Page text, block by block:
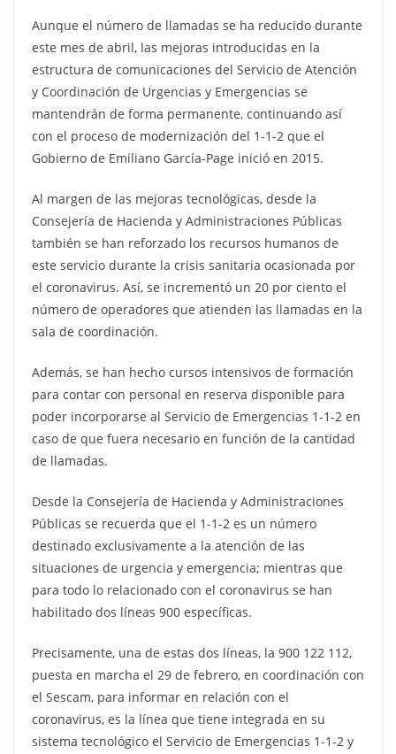
Aunque el número de llamadas se ha reducido durante
este mes de abril, las mejoras introducidas en la
estructura de comunicaciones del Servicio de Atención
y Coordinación de Urgencias y Emergencias se
mantendrán de forma permanente, continuando así
con el proceso de modernización del 1-1-2 que el
Gobierno de Emiliano García-Page inició en 2015.
Al margen de las mejoras tecnológicas, desde la
Consejería de Hacienda y Administraciones Públicas
también se han reforzado los recursos humanos de
este servicio durante la crisis sanitaria ocasionada por
el coronavirus. Así, se incrementó un 20 por ciento el
número de operadores que atienden las llamadas en la
sala de coordinación.
Además, se han hecho cursos intensivos de formación
para contar con personal en reserva disponible para
poder incorporarse al Servicio de Emergencias 1-1-2 en
caso de que fuera necesario en función de la cantidad
de llamadas.
Desde la Consejería de Hacienda y Administraciones
Públicas se recuerda que el 1-1-2 es un número
destinado exclusivamente a la atención de las
situaciones de urgencia y emergencia; mientras que
para todo lo relacionado con el coronavirus se han
habilitado dos líneas 900 específicas.
Precisamente, una de estas dos líneas, la 900 122 112,
puesta en marcha el 29 de febrero, en coordinación con
el Sescam, para informar en relación con el
coronavirus, es la línea que tiene integrada en su
sistema tecnológico el Servicio de Emergencias 1-1-2 y